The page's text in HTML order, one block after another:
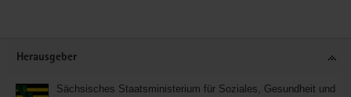
Herausgeber
Sächsisches Staatsministerium für Soziales, Gesundheit und